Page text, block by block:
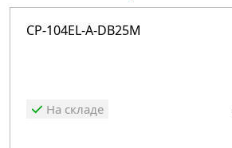
CP-104EL-A-DB25M
На складе